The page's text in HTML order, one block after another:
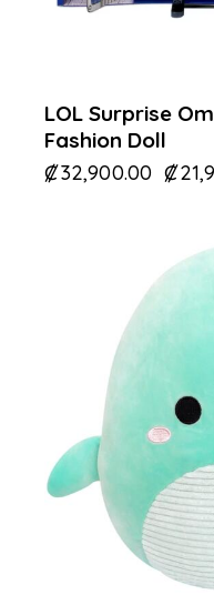
LOL Surprise
Fashion Doll
₡32,900.00 ₡